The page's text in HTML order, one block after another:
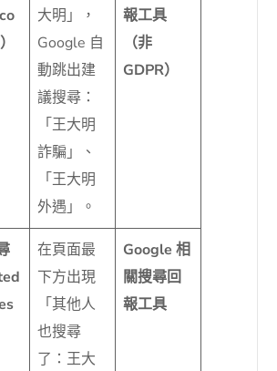
大明」，
Google 自
動跳出建
議搜尋：
「王大明
詐騙」、
「王大明
外遇」。
報工具
（非
GDPR）
在頁面最
下方出現
「其他人
也搜尋
了：王大
Google 相
關搜尋回
報工具